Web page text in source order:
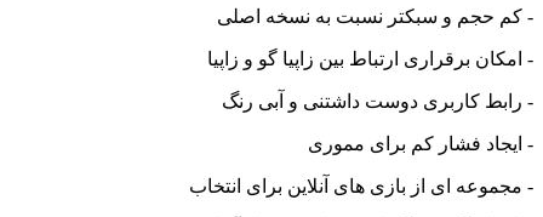
- کم حجم و سبکتر نسبت به نسخه اصلی
- امکان برقراری ارتباط بین زاپیا گو و زاپیا
- رابط کاربری دوست داشتنی و آبی رنگ
- ایجاد فشار کم برای مموری
- مجموعه ای از بازی های آنلاین برای انتخاب